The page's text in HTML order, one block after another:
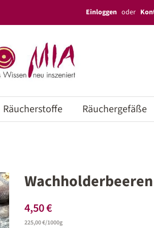
Einloggen oder
Räucherstoffe Räuchergefäße
Normaler
Preis
4,50 €
Einzelpreis
225,00 €/pro
1000g